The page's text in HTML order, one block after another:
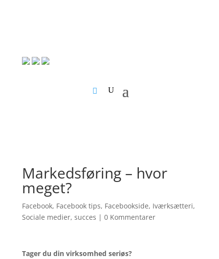
Markedsføring – hvor
meget?
Facebook, Facebook tips, Facebookside, Iværksætteri,
Sociale medier, succes | 0 Kommentarer
Tager du din virksomhed seriøs?